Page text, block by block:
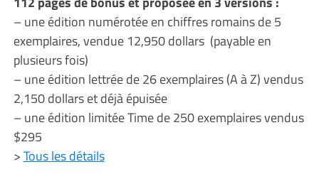
– une édition numérotée en chiffres romains de 5
exemplaires, vendue 12,950 dollars (payable en
plusieurs fois)
– une édition lettrée de 26 exemplaires (A à Z) vendus
2,150 dollars et déjà épuisée
– une édition limitée Time de 250 exemplaires vendus
$295
>Tous les détails